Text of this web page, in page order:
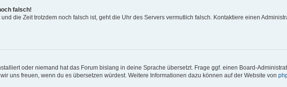
falsch!
die Zeit trotzdem noch falsch ist, geht die Uhr des Servers vermutlich falsch. Kontaktiere einen
oder niemand hat das Forum bislang in deine Sprache übersetzt. Frage ggf. einen Board-
uns freuen, wenn du es übersetzen würdest. Weitere Informationen dazu können auf der Website von